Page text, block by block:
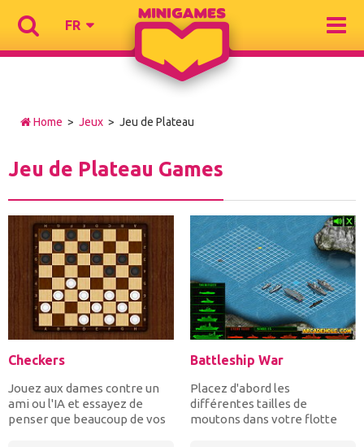
FR
Home > Jeux > Jeu de Plateau
Jeu de Plateau Games
Checkers
Jouez aux dames contre un
ami ou l'IA et essayez de
penser que beaucoup de vos
Battleship War
Placez d'abord les
différentes tailles de
moutons dans votre flotte